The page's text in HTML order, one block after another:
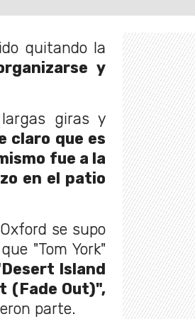
quitando la
y
giras y
claro que es
fue a la
en el patio
se supo
"Tom York"
Island
(Fade Out)",
parte.